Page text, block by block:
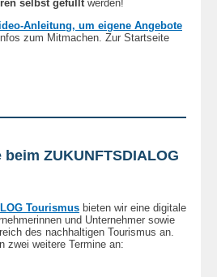
selbst gefüllt werden!
Anleitung, um eigene Angebote
zum Mitmachen. Zur Startseite
ZUKUNFTSDIALOG
Tourismus bieten wir eine digitale
und Unternehmer sowie
des nachhaltigen Tourismus an.
zwei weitere Termine an: